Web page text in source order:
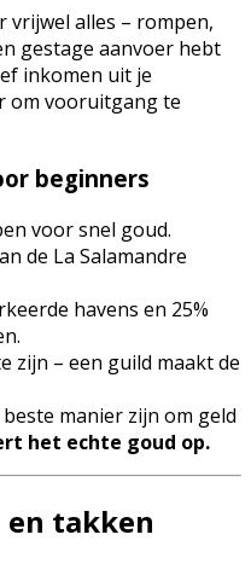
vrijwel alles – rompen,
gestage aanvoer hebt
inkomen uit je
om vooruitgang te
beginners
voor snel goud.
de La Salamandre
havens en 25%
zijn – een guild maakt de
manier zijn om geld
het echte goud op.
en takken